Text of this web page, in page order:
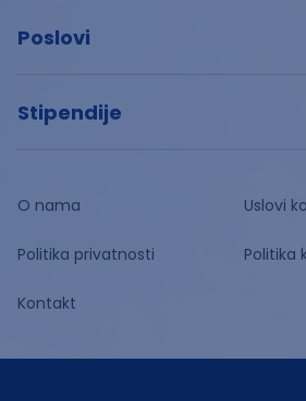
Poslovi
Stipendije
O nama Uslovi
Politika privatnosti Politika
Kontakt